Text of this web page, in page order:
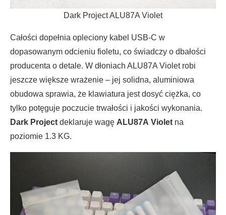
Dark Project ALU87A Violet
Całości dopełnia opleciony kabel USB-C w
dopasowanym odcieniu fioletu, co świadczy o dbałości
producenta o detale. W dłoniach ALU87A Violet robi
jeszcze większe wrażenie – jej solidna, aluminiowa
obudowa sprawia, że klawiatura jest dosyć ciężka, co
tylko potęguje poczucie trwałości i jakości wykonania.
Dark Project deklaruje wagę ALU87A Violet na
poziomie 1.3 KG.